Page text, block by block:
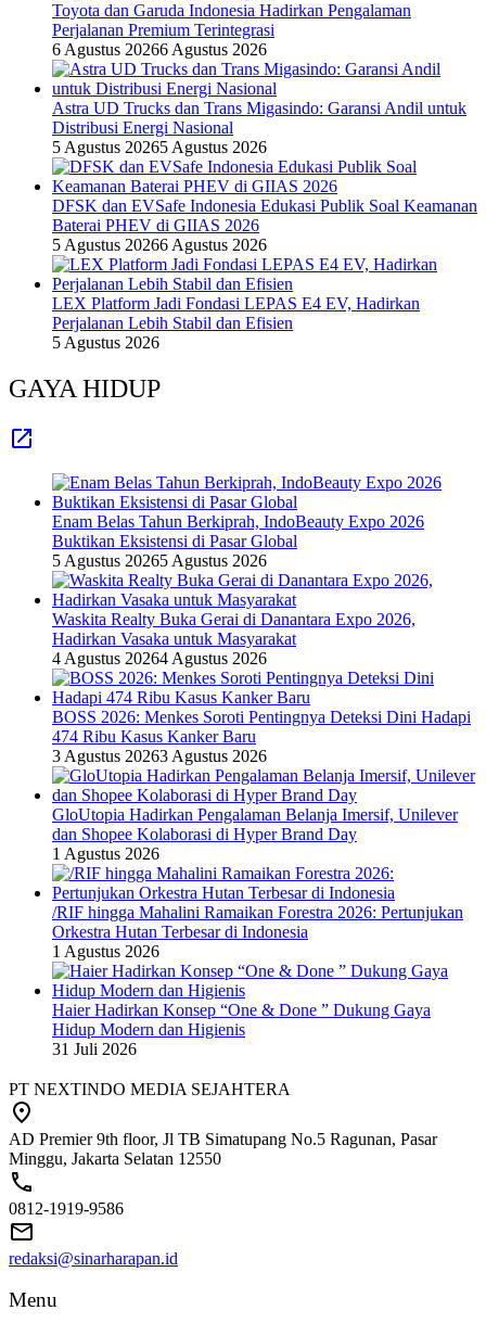
Toyota dan Garuda Indonesia Hadirkan Pengalaman
Perjalanan Premium Terintegrasi
6 Agustus 20266 Agustus 2026
Astra UD Trucks dan Trans Migasindo: Garansi Andil untuk
Distribusi Energi Nasional
5 Agustus 20265 Agustus 2026
DFSK dan EVSafe Indonesia Edukasi Publik Soal Keamanan
Baterai PHEV di GIIAS 2026
5 Agustus 20266 Agustus 2026
LEX Platform Jadi Fondasi LEPAS E4 EV, Hadirkan
Perjalanan Lebih Stabil dan Efisien
5 Agustus 2026
GAYA HIDUP
Enam Belas Tahun Berkiprah, IndoBeauty Expo 2026
Buktikan Eksistensi di Pasar Global
5 Agustus 20265 Agustus 2026
Waskita Realty Buka Gerai di Danantara Expo 2026,
Hadirkan Vasaka untuk Masyarakat
4 Agustus 20264 Agustus 2026
BOSS 2026: Menkes Soroti Pentingnya Deteksi Dini Hadapi
474 Ribu Kasus Kanker Baru
3 Agustus 20263 Agustus 2026
GloUtopia Hadirkan Pengalaman Belanja Imersif, Unilever
dan Shopee Kolaborasi di Hyper Brand Day
1 Agustus 2026
/RIF hingga Mahalini Ramaikan Forestra 2026: Pertunjukan
Orkestra Hutan Terbesar di Indonesia
1 Agustus 2026
Haier Hadirkan Konsep “One & Done ” Dukung Gaya
Hidup Modern dan Higienis
31 Juli 2026
PT NEXTINDO MEDIA SEJAHTERA
AD Premier 9th floor, Jl TB Simatupang No.5 Ragunan, Pasar
Minggu, Jakarta Selatan 12550
0812-1919-9586
redaksi@sinarharapan.id
Menu